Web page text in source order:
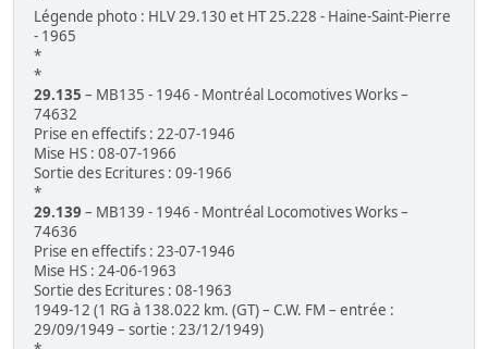
Légende photo : HLV 29.130 et HT 25.228 - Haine-Saint-Pierre
- 1965
*
*
29.135 – MB135 - 1946 - Montréal Locomotives Works –
74632
Prise en effectifs : 22-07-1946
Mise HS : 08-07-1966
Sortie des Ecritures : 09-1966
*
29.139 – MB139 - 1946 - Montréal Locomotives Works –
74636
Prise en effectifs : 23-07-1946
Mise HS : 24-06-1963
Sortie des Ecritures : 08-1963
1949-12 (1 RG à 138.022 km. (GT) – C.W. FM – entrée :
29/09/1949 – sortie : 23/12/1949)